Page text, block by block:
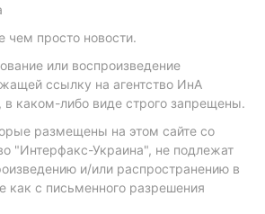
чем просто новости.
или воспроизведение
ссылку на агентство ИнА
в каком-либо виде строго запрещены.
размещены на этом сайте со
"Интерфакс-Украина", не подлежат
и/или распространению в
с письменного разрешения